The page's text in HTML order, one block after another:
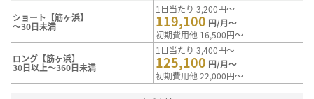
ショート【筋ヶ浜】
～30日未満
1日当たり 3,200円～
119,100 円/月～
初期費用他 16,500円～
ロング【筋ヶ浜】
30日以上～360日未満
1日当たり 3,400円～
125,100 円/月～
初期費用他 22,000円～